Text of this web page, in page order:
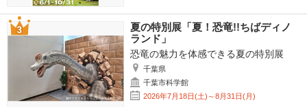
夏の特別展「夏！恐竜!!ちばディノ
ランド」
恐竜の魅力を体感できる夏の特別展
千葉県
千葉市科学館
2026年7月18日(土)～8月31日(月)